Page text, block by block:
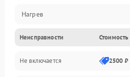
Нагрев
Неисправности Стоимость
Не включается 2500 ₽